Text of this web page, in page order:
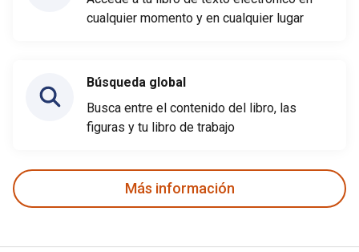
cualquier momento y en cualquier lugar
Búsqueda global
Busca entre el contenido del libro, las
figuras y tu libro de trabajo
Más información